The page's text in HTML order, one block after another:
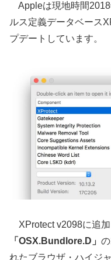
Appleは現地時間2018
ルス定義データベース
プデートしています。
XProtect v2098に追
「OSX.Bundlore.D」
れたブラウザ・ハイジ